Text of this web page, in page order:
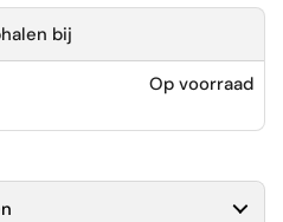
bij
Op voorraad